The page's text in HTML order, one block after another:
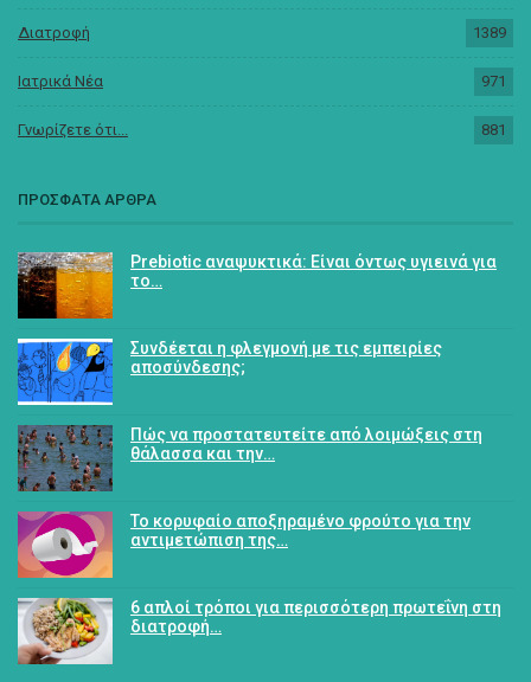
Διατροφή 1389
Ιατρικά Νέα 971
Γνωρίζετε ότι... 881
ΠΡΟΣΦΑΤΑ ΑΡΘΡΑ
Prebiotic αναψυκτικά: Είναι όντως υγιεινά για
το…
Συνδέεται η φλεγμονή με τις εμπειρίες
αποσύνδεσης;
Πώς να προστατευτείτε από λοιμώξεις στη
θάλασσα και την…
Το κορυφαίο αποξηραμένο φρούτο για την
αντιμετώπιση της…
6 απλοί τρόποι για περισσότερη πρωτεΐνη στη
διατροφή…